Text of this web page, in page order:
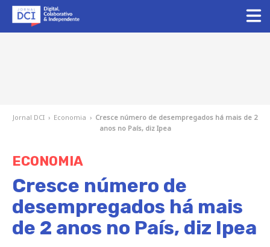
Jornal DCI › Economia › Cresce número de desempregados há mais de 2
anos no País, diz Ipea
ECONOMIA
Cresce número de
desempregados há mais
de 2 anos no País, diz Ipea